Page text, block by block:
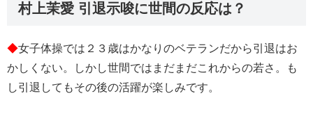
村上茉愛 引退示唆に世間の反応は？
◆女子体操では２３歳はかなりのベテランだから引退はお
かしくない。しかし世間ではまだまだこれからの若さ。も
し引退してもその後の活躍が楽しみです。